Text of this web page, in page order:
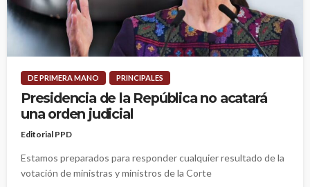
DE PRIMERA MANO PRINCIPALES
Presidencia de la República no acatará
una orden judicial
Editorial PPD
Estamos preparados para responder cualquier resultado de la
votación de ministras y ministros de la Corte